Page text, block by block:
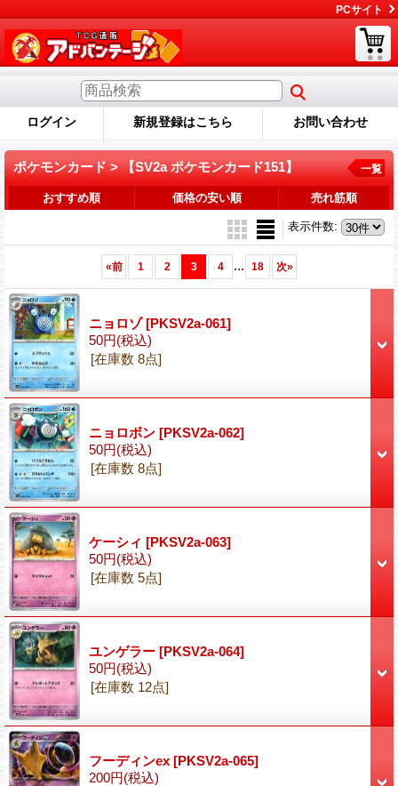
PCサイト
ログイン 新規登録はこちら お問い合わせ
ポケモンカード > 【SV2a ポケモンカード151】 一覧
おすすめ順 価格の安い順 売れ筋順
表示件数:
«前 1 2 3 4 ... 18 次»
ニョロゾ[PKSV2a-061]
50円(税込)
[在庫数 8点]
ニョロボン [PKSV2a-062]
50円(税込)
[在庫数 8点]
ケーシィ [PKSV2a-063]
50円(税込)
[在庫数 5点]
ユンゲラー [PKSV2a-064]
50円(税込)
[在庫数 12点]
フーディンex [PKSV2a-065]
200円(税込)